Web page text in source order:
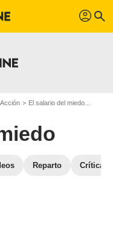
profil search
El salario del miedo
Reparto Críticas